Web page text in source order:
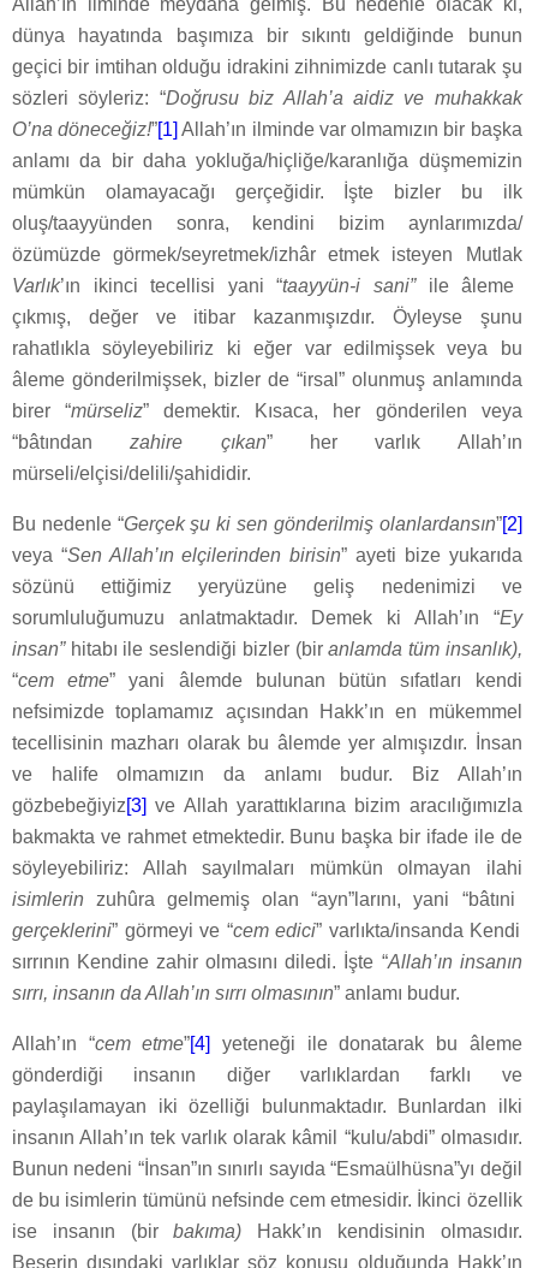
Allah’ın ilminde meydana gelmiş. Bu nedenle olacak ki,
dünya hayatında başımıza bir sıkıntı geldiğinde bunun
geçici bir imtihan olduğu idrakini zihnimizde canlı tutarak şu
sözleri söyleriz: “Doğrusu biz Allah’a aidiz ve muhakkak
O’na döneceğiz!”[1] Allah’ın ilminde var olmamızın bir başka
anlamı da bir daha yokluğa/hiçliğe/karanlığa düşmemizin
mümkün olamayacağı gerçeğidir. İşte bizler bu ilk
oluş/taayyünden sonra, kendini bizim aynlarımızda/
özümüzde görmek/seyretmek/izhâr etmek isteyen Mutlak
Varlık’ın ikinci tecellisi yani “taayyün-i sani”ile âleme
çıkmış, değer ve itibar kazanmışızdır. Öyleyse şunu
rahatlıkla söyleyebiliriz ki eğer var edilmişsek veya bu
âleme gönderilmişsek, bizler de “irsal” olunmuş anlamında
birer “mürseliz” demektir. Kısaca, her gönderilen veya
“bâtından zahire çıkan” her varlık Allah’ın
mürseli/elçisi/delili/şahididir.
Bu nedenle “Gerçek şu ki sen gönderilmiş olanlardansın”[2]
veya “Sen Allah’ın elçilerinden birisin” ayeti bize yukarıda
sözünü ettiğimiz yeryüzüne geliş nedenimizi ve
sorumluluğumuzu anlatmaktadır. Demek ki Allah’ın “Ey
insan”hitabı ile seslendiği bizler (biranlamda tüm insanlık),
“cem etme” yani âlemde bulunan bütün sıfatları kendi
nefsimizde toplamamız açısından Hakk’ın en mükemmel
tecellisinin mazharı olarak bu âlemde yer almışızdır. İnsan
ve halife olmamızın da anlamı budur. Biz Allah’ın
gözbebeğiyiz[3] ve Allah yarattıklarına bizim aracılığımızla
bakmakta ve rahmet etmektedir. Bunu başka bir ifade ile de
söyleyebiliriz: Allah sayılmaları mümkün olmayan ilahi
isimlerin zuhûra gelmemiş olan “ayn”larını, yani “bâtıni
gerçeklerini” görmeyi ve “cem edici” varlıkta/insanda Kendi
sırrının Kendine zahir olmasını diledi. İşte “Allah’ın insanın
sırrı, insanın da Allah’ın sırrı olmasının” anlamı budur.
Allah’ın “cem etme”[4]
yeteneği ile donatarak bu âleme
gönderdiği insanın diğer varlıklardan farklı ve
paylaşılamayan iki özelliği bulunmaktadır. Bunlardan ilki
insanın Allah’ın tek varlık olarak kâmil “kulu/abdi” olmasıdır.
Bunun nedeni “İnsan”ın sınırlı sayıda “Esmaülhüsna”yı değil
de bu isimlerin tümünü nefsinde cem etmesidir. İkinci özellik
ise insanın (birbakıma) Hakk’ın kendisinin olmasıdır.
Beşerin dışındaki varlıklar söz konusu olduğunda Hakk’ın